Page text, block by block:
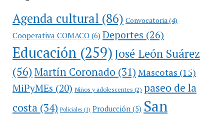
Agenda cultural (86) Convocatoria (4)
Cooperativa COMACO(6) Deportes (26)
Educación(259)José León Suárez
(56)Martín Coronado (31) Mascotas (15)
MiPyMEs (20) Niños y adolescentes (2) paseo de la
costa(34) Policiales(1) Producción(5) San